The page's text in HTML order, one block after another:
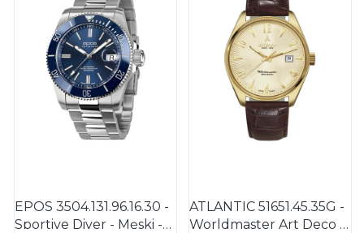
EPOS 3504.131.96.16.30 -
Sportive Diver - Męski -
ATLANTIC 51651.45.35G -
Worldmaster Art Deco -